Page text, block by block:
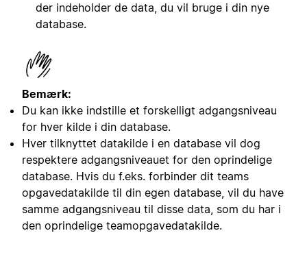
der indeholder de data, du vil bruge i din nye
database.
Bemærk:
Du kan ikke indstille et forskelligt adgangsniveau
for hver kilde i din database.
Hver tilknyttet datakilde i en database vil dog
respektere adgangsniveauet for den oprindelige
database. Hvis du f.eks. forbinder dit teams
opgavedatakilde til din egen database, vil du have
samme adgangsniveau til disse data, som du har i
den oprindelige teamopgavedatakilde.